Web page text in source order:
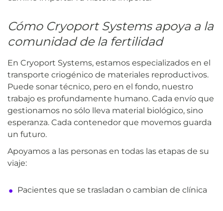
Cómo Cryoport Systems apoya a la
comunidad de la fertilidad
En Cryoport Systems, estamos especializados en el
transporte criogénico de materiales reproductivos.
Puede sonar técnico, pero en el fondo, nuestro
trabajo es profundamente humano. Cada envío que
gestionamos no sólo lleva material biológico, sino
esperanza. Cada contenedor que movemos guarda
un futuro.
Apoyamos a las personas en todas las etapas de su
viaje:
Pacientes que se trasladan o cambian de clínica